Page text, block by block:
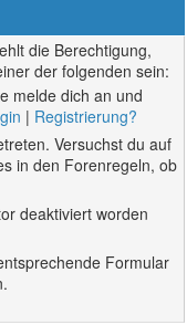
die Berechtigung,
der folgenden sein:
melde dich an und
| Registrierung?
Versuchst du auf
in den Forenregeln, ob
deaktiviert worden
Formular